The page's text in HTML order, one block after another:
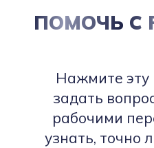
ПОМОЧЬ С
Нажмите эту
задать
рабочими
узнать, точно